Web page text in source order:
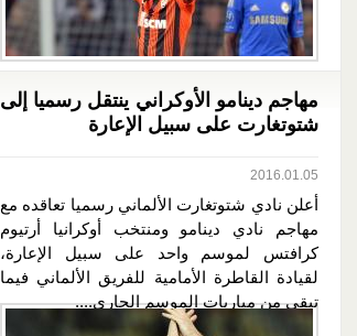
مهاجم دينامو الأوكراني ينتقل رسميا إلى
شتوتغارت على سبيل الإعارة
2016.01.05
أعلن نادي شتوتغارت الألماني رسميا تعاقده مع
مهاجم نادي دينامو ومنتخب أوكرانيا أرتيوم
كرافتس لموسم واحد على سبيل الإعارة،
لقيادة القاطرة الأمامية للفريق الألماني فيما
تبقى من مباريات الموسم الجاري....